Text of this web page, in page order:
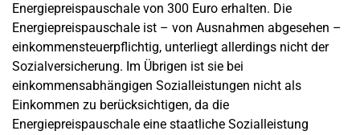
Energiepreispauschale von 300 Euro erhalten. Die
Energiepreispauschale ist – von Ausnahmen abgesehen –
einkommensteuerpflichtig, unterliegt allerdings nicht der
Sozialversicherung. Im Übrigen ist sie bei
einkommensabhängigen Sozialleistungen nicht als
Einkommen zu berücksichtigen, da die
Energiepreispauschale eine staatliche Sozialleistung